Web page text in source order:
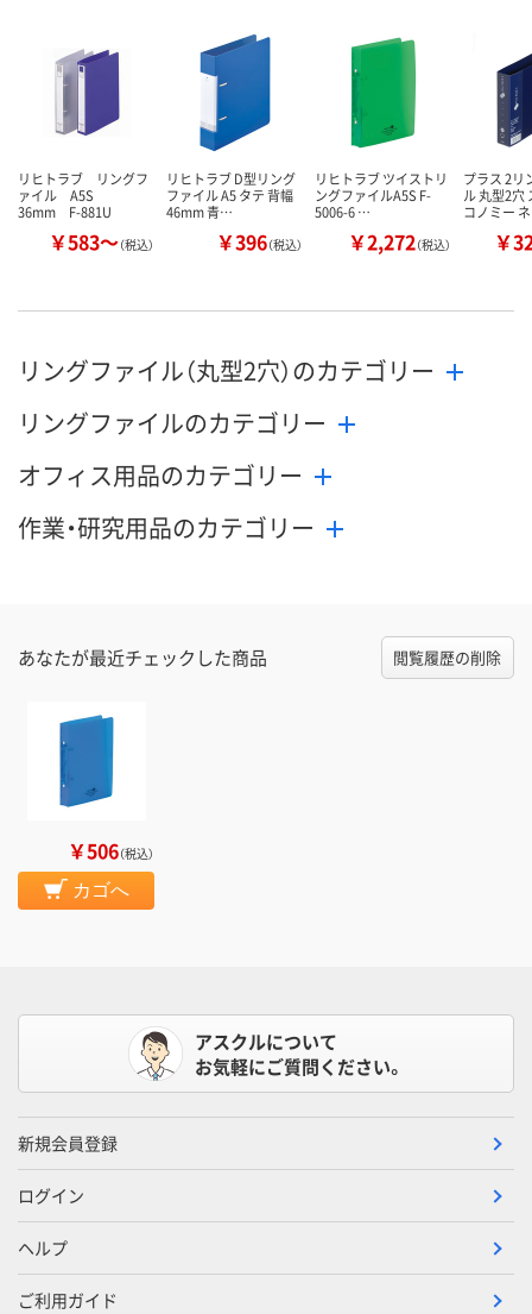
カゴへ カゴへ カ
リヒトラブ リングフ
ァイル A5S
36mm F-881U
￥583～（税込）
リヒトラブ D型リング
ファイル A5 タテ 背幅
46mm 青…
￥396（税込）
リヒトラブ ツイストリ
ングファイルA5S F-
5006-6 …
￥2,272（税込）
プラス 2リ
ル 丸型2穴
コノミー
￥
リングファイル（丸型2穴）のカテゴリー
リングファイルのカテゴリー
オフィス用品のカテゴリー
作業・研究用品のカテゴリー
あなたが最近チェックした商品 閲覧履歴の削除
￥506（税込）
カゴへ
アスクルについて
お気軽にご質問ください。
新規会員登録
ログイン
ヘルプ
ご利用ガイド